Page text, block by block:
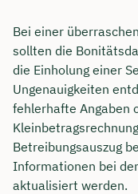
Bei einer
sollten die
die Einholung einer
Ungenauigkeiten
fehlerhafte Angaben
Betreibungsauszug
Informationen bei
aktualisiert werden.